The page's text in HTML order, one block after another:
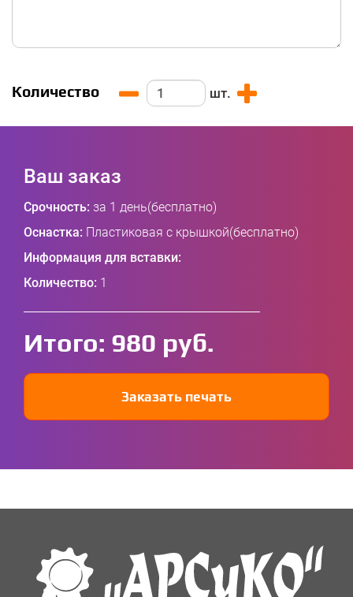
Количество шт.
Ваш заказ
Срочность: за 1 день(бесплатно)
Оснастка: Пластиковая с крышкой(бесплатно)
Информация для вставки:
Количество: 1
Итого: 980
Заказать печать